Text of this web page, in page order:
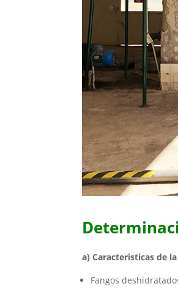
a) Caracteristicas de la
Fangos